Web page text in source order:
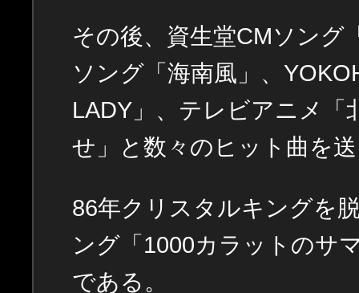
その後、資生堂CMソング
ソング「海南風」、
LADY」、テレビアニメ「
せ」と数々のヒット曲を
86年クリスタルキングを
ング「1000カラットのサ
である。